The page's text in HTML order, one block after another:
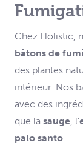
Chez Holistic,
bâtons de
des plantes
intérieur. Nos
avec des
que la sauge, l’
palo santo.